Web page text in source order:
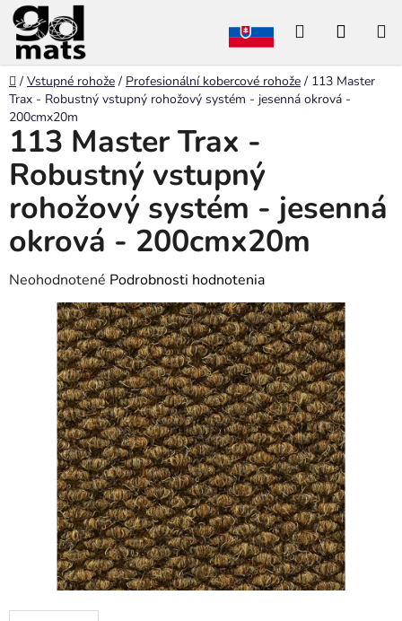
Prejsť
na
obsah
Hľadať
Domov
/ Vstupné rohože / Profesionální kobercové rohože / 113 Master
Trax - Robustný vstupný rohožový systém - jesenná okrová -
200cmx20m
113 Master Trax -
Robustný vstupný
rohožový systém - jesenná
okrová - 200cmx20m
Priemerné
hodnotenie
produktu
hviezdičiek.
Neohodnotené Podrobnosti hodnotenia